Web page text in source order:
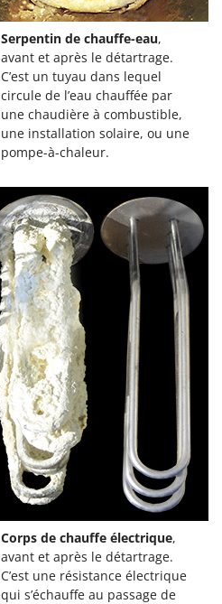
Serpentin de chauffe-eau,
avant et après le détartrage.
C’est un tuyau dans lequel
circule de l’eau chauffée par
une chaudière à combustible,
une installation solaire, ou une
pompe-à-chaleur.
Corps de chauffe électrique,
avant et après le détartrage.
C’est une résistance électrique
qui s’échauffe au passage de